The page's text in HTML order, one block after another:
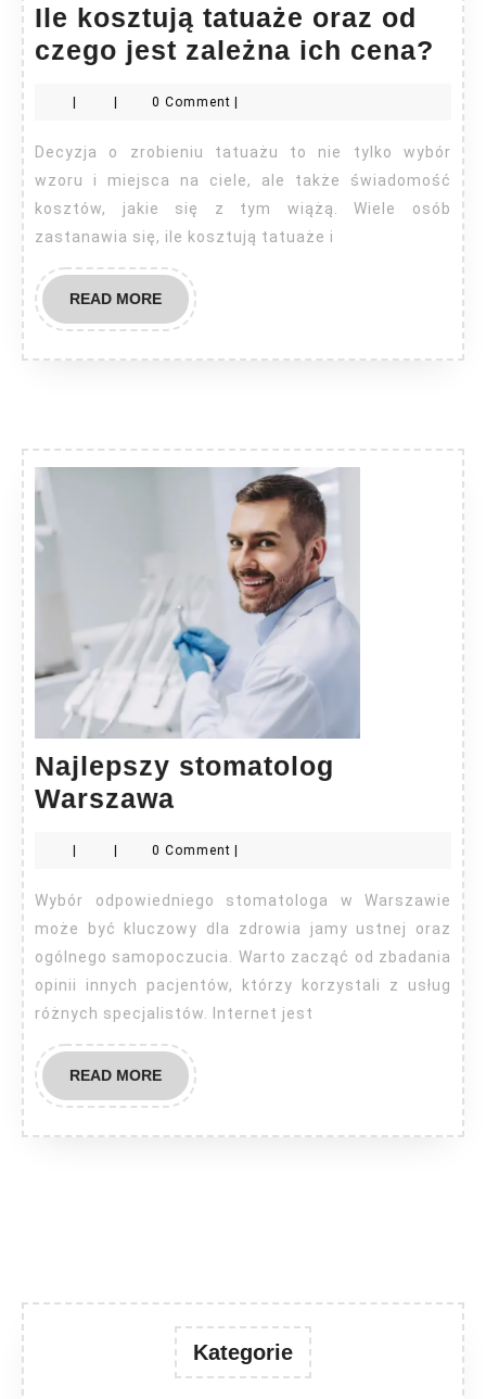
Ile kosztują tatuaże oraz od
czego jest zależna ich cena? Ile
od
jest
ich
| | 0 Comment |
Decyzja o zrobieniu tatuażu to nie tylko wybór
wzoru i miejsca na ciele, ale także świadomość
kosztów, jakie się z tym wiążą. Wiele osób
zastanawia się, ile kosztują tatuaże i
READ MOREREAD
MORE
Najlepszy stomatolog
Warszawa
Warszawa
0 Comment
Wybór odpowiedniego stomatologa w Warszawie
może być kluczowy dla zdrowia jamy ustnej oraz
ogólnego samopoczucia. Warto zacząć od zbadania
opinii innych pacjentów, którzy korzystali z usług
różnych specjalistów. Internet jest
READ MOREREAD
MORE
Kategorie